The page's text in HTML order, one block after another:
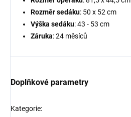
Rozměr sedáku: 50 x 52 cm
Výška sedáku: 43 - 53 cm
Záruka: 24 měsíců
Doplňkové parametry
Kategorie: